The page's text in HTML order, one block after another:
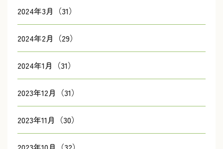
2024年3月（31）
2024年2月（29）
2024年1月（31）
2023年12月（31）
2023年11月（30）